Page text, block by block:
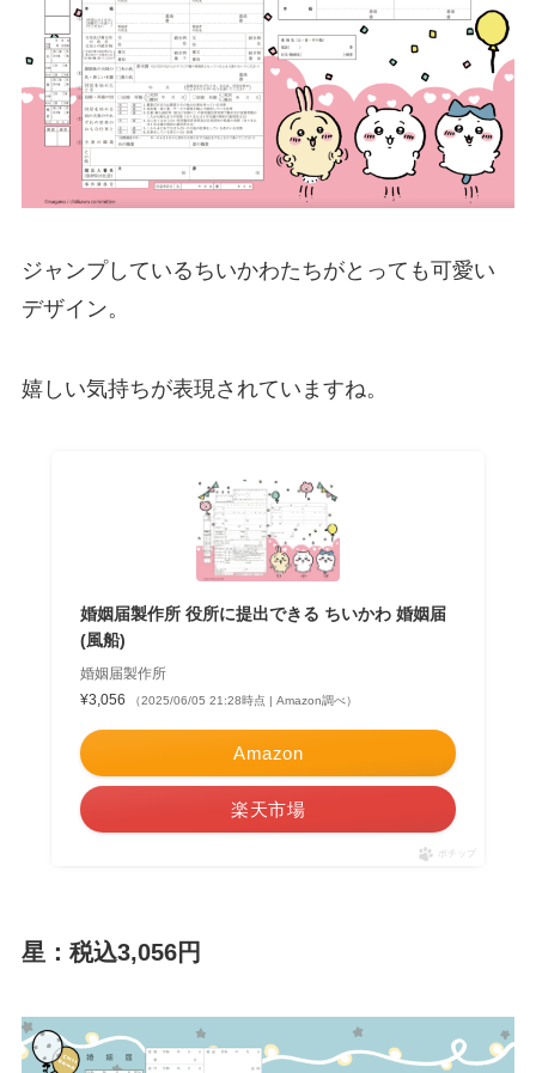
ジャンプしているちいかわたちがとっても可愛い
デザイン。
嬉しい気持ちが表現されていますね。
婚姻届製作所 役所に提出できる ちいかわ 婚姻届
(風船)
婚姻届製作所
¥3,056
（2025/06/05 21:28時点 | Amazon調べ）
Amazon
楽天市場
ポチップ
星：税込3,056円